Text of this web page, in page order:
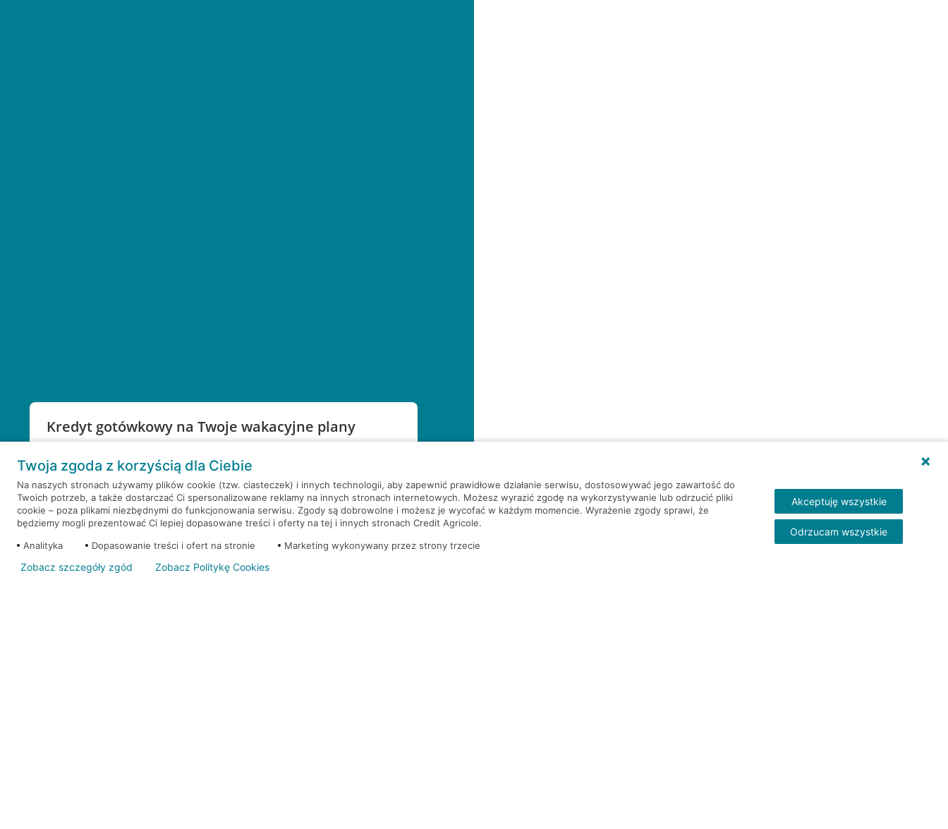
Kredyt gotówkowy na Twoje wakacyjne plany
RRSO: 9,6%
WEŹ KREDYT NOTA PRAWNA
Twoja zgoda z korzyścią dla Ciebie
Na naszych stronach używamy plików cookie (tzw. ciasteczek) i innych technologii, aby zapewnić prawidłowe działanie serwisu, dostosowywać jego zawartość do
Twoich potrzeb, a także dostarczać Ci spersonalizowane reklamy na innych stronach internetowych. Możesz wyrazić zgodę na wykorzystywanie lub odrzucić pliki
cookie – poza plikami niezbędnymi do funkcjonowania serwisu. Zgody są dobrowolne i możesz je wycofać w każdym momencie. Wyrażenie zgody sprawi, że
będziemy mogli prezentować Ci lepiej dopasowane treści i oferty na tej i innych stronach Credit Agricole.
Analityka
Dopasowanie treści i ofert na stronie Marketing wykonywany przez strony trzecie
Akceptuję wszystkie
Odrzucam wszystkie
Zobacz szczegóły zgód Zobacz Politykę Cookies